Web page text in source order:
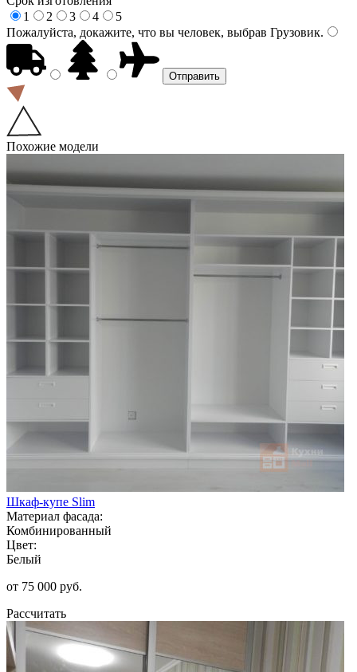
1
2 3 4
5
Пожалуйста, докажите, что вы человек, выбрав Грузовик.
Похожие модели
Шкаф-купе Slim
Материал фасада:
Комбинированный
Цвет:
Белый
от 75 000 руб.
Рассчитать